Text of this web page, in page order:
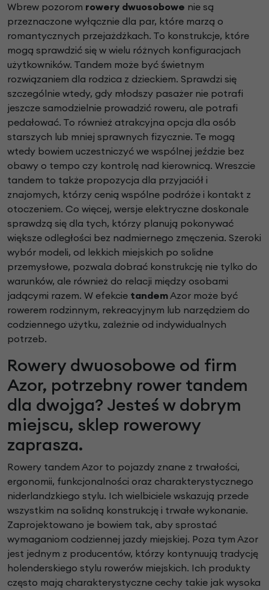
Wbrew pozorom rowery dwuosobowe nie są
przeznaczone wyłącznie dla par, które marzą o
romantycznych przejażdżkach. To konstrukcje, które
mogą sprawdzić się w wielu różnych konfiguracjach
użytkowników. Tandem może być świetnym
rozwiązaniem dla rodzica z dzieckiem. Sprawdzi się
szczególnie wtedy, gdy młodszy pasażer nie potrafi
jeszcze samodzielnie prowadzić roweru, ale potrafi
pedałować. To również atrakcyjna opcja dla osób
starszych lub mniej sprawnych fizycznie. Te mogą
wtedy bowiem uczestniczyć we wspólnej jeździe bez
obawy o tempo czy kontrolę nad kierownicą. Wreszcie
tandem to także propozycja dla przyjaciół i
znajomych, którzy cenią wspólne podróże i kontakt z
otoczeniem. Co więcej, wersje elektryczne doskonale
sprawdzą się dla tych, którzy planują pokonywać
większe odległości bez nadmiernego zmęczenia. Szeroki
wybór modeli, od lekkich miejskich po solidne
przemysłowe, pozwala dobrać konstrukcję nie tylko do
warunków, ale również do relacji między osobami
jadącymi razem. W efekcie tandemAzor może być
rowerem rodzinnym, rekreacyjnym lub narzędziem do
codziennego użytku, zależnie od indywidualnych
potrzeb.
Rowery dwuosobowe od firm
Azor, potrzebny rower tandem
dla dwojga? Jesteś w dobrym
miejscu, sklep rowerowy
zaprasza.
Rowery tandem Azor to pojazdy znane z trwałości,
ergonomii, funkcjonalności oraz charakterystycznego
niderlandzkiego stylu. Ich wielbiciele wskazują przede
wszystkim na solidną konstrukcję i trwałe wykonanie.
Zaprojektowano je bowiem tak, aby sprostać
wymaganiom codziennej jazdy miejskiej. Poza tym Azor
jest jednym z producentów, którzy kontynuują tradycję
holenderskiego stylu rowerów miejskich. Ich produkty
często mają charakterystyczne cechy takie jak wysoka